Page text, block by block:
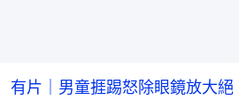
有片｜男童捱踢怒除眼鏡放大